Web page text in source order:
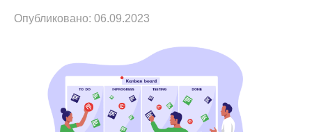
Опубликовано: 06.09.2023